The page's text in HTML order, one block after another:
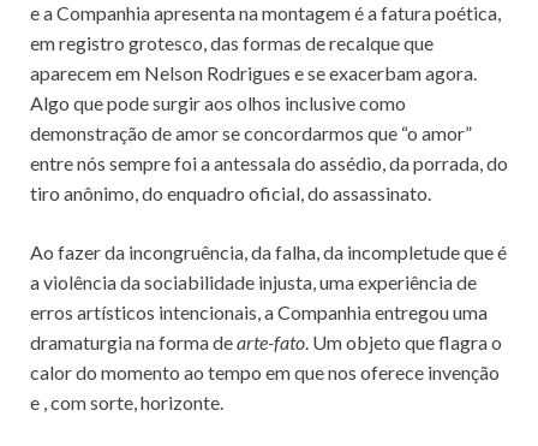
e a Companhia apresenta na montagem é a fatura poética,
em registro grotesco, das formas de recalque que
aparecem em Nelson Rodrigues e se exacerbam agora.
Algo que pode surgir aos olhos inclusive como
demonstração de amor se concordarmos que “o amor”
entre nós sempre foi a antessala do assédio, da porrada, do
tiro anônimo, do enquadro oficial, do assassinato.
Ao fazer da incongruência, da falha, da incompletude que é
a violência da sociabilidade injusta, uma experiência de
erros artísticos intencionais, a Companhia entregou uma
dramaturgia na forma dearte-fato. Um objeto que flagra o
calor do momento ao tempo em que nos oferece invenção
e , com sorte, horizonte.